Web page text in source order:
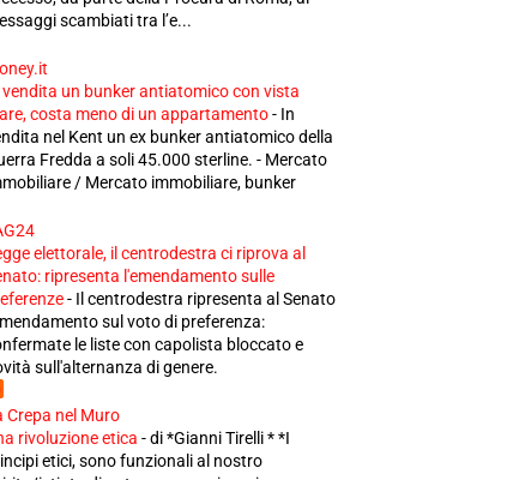
scambiati tra l’e...
vendita un bunker antiatomico con vista
costa meno di un appartamento- In
nel Kent un ex bunker antiatomico della
Fredda a soli 45.000 sterline. - Mercato
/ Mercato immobiliare, bunker
elettorale, il centrodestra ci riprova al
ripresenta l'emendamento sulle
- Il centrodestra ripresenta al Senato
sul voto di preferenza:
le liste con capolista bloccato e
sull'alternanza di genere.
Crepa nel Muro
rivoluzione etica -di *Gianni Tirelli * *I
etici, sono funzionali al nostro